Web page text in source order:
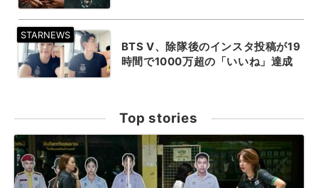
BTS V、除隊後のインスタ投稿が19
時間で1000万超の「いいね」達成
Top stories